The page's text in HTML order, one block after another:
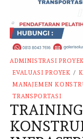
ADMINISTRASI PROYEK
EVALUASI PROYEK /
MANAJEMEN
TRANSPORTASI